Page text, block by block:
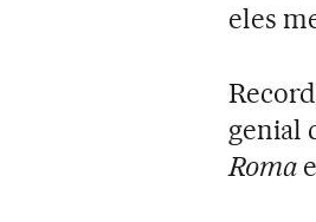
eles
genial
Roma